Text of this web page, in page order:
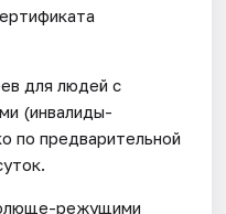
для людей с
(инвалиды-
по предварительной
режущими